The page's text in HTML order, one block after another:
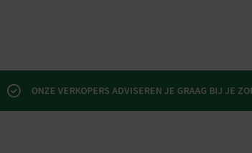
ONZE VERKOPERS ADVISEREN JE GRAAG BIJ JE